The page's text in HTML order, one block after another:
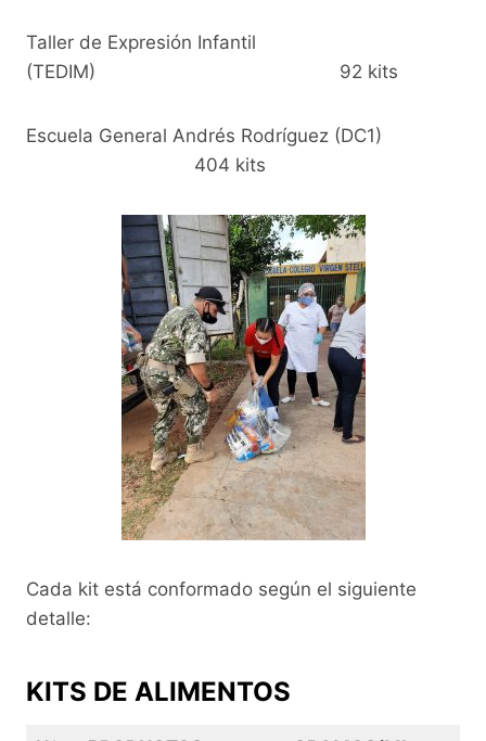
Taller de Expresión Infantil
(TEDIM) 92 kits
Escuela General Andrés Rodríguez (DC1)
404 kits
Cada kit está conformado según el siguiente
detalle:
KITS DE ALIMENTOS